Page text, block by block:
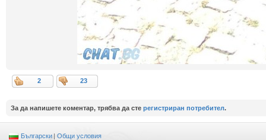
2 23
За да напишете коментар, трябва да сте регистриран потребител.
Български | Общи условия